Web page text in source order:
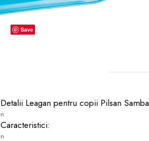
Save
Detalii Leagan pentru copii Pilsan Samba
n
Caracteristici:
n